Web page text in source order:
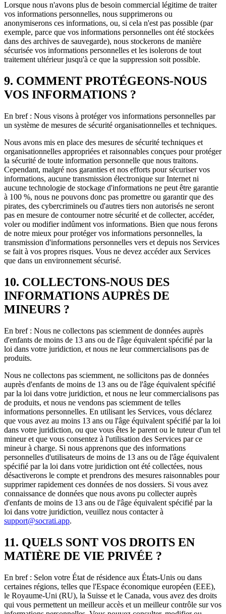
Lorsque nous n'avons plus de besoin commercial légitime de traiter
vos informations personnelles, nous supprimerons ou
anonymiserons ces informations, ou, si cela n'est pas possible (par
exemple, parce que vos informations personnelles ont été stockées
dans des archives de sauvegarde), nous stockerons de manière
sécurisée vos informations personnelles et les isolerons de tout
traitement ultérieur jusqu'à ce que la suppression soit possible.
9. COMMENT PROTÉGEONS-NOUS
VOS INFORMATIONS ?
En bref : Nous visons à protéger vos informations personnelles par
un système de mesures de sécurité organisationnelles et techniques.
Nous avons mis en place des mesures de sécurité techniques et
organisationnelles appropriées et raisonnables conçues pour protéger
la sécurité de toute information personnelle que nous traitons.
Cependant, malgré nos garanties et nos efforts pour sécuriser vos
informations, aucune transmission électronique sur Internet ni
aucune technologie de stockage d'informations ne peut être garantie
à 100 %, nous ne pouvons donc pas promettre ou garantir que des
pirates, des cybercriminels ou d'autres tiers non autorisés ne seront
pas en mesure de contourner notre sécurité et de collecter, accéder,
voler ou modifier indûment vos informations. Bien que nous ferons
de notre mieux pour protéger vos informations personnelles, la
transmission d'informations personnelles vers et depuis nos Services
se fait à vos propres risques. Vous ne devez accéder aux Services
que dans un environnement sécurisé.
10. COLLECTONS-NOUS DES
INFORMATIONS AUPRÈS DE
MINEURS ?
En bref : Nous ne collectons pas sciemment de données auprès
d'enfants de moins de 13 ans ou de l'âge équivalent spécifié par la
loi dans votre juridiction, et nous ne leur commercialisons pas de
produits.
Nous ne collectons pas sciemment, ne sollicitons pas de données
auprès d'enfants de moins de 13 ans ou de l'âge équivalent spécifié
par la loi dans votre juridiction, et nous ne leur commercialisons pas
de produits, et nous ne vendons pas sciemment de telles
informations personnelles. En utilisant les Services, vous déclarez
que vous avez au moins 13 ans ou l'âge équivalent spécifié par la loi
dans votre juridiction, ou que vous êtes le parent ou le tuteur d'un tel
mineur et que vous consentez à l'utilisation des Services par ce
mineur à charge. Si nous apprenons que des informations
personnelles d'utilisateurs de moins de 13 ans ou de l'âge équivalent
spécifié par la loi dans votre juridiction ont été collectées, nous
désactiverons le compte et prendrons des mesures raisonnables pour
supprimer rapidement ces données de nos dossiers. Si vous avez
connaissance de données que nous avons pu collecter auprès
d'enfants de moins de 13 ans ou de l'âge équivalent spécifié par la
loi dans votre juridiction, veuillez nous contacter à
support@socrati.app.
11. QUELS SONT VOS DROITS EN
MATIÈRE DE VIE PRIVÉE ?
En bref : Selon votre État de résidence aux États-Unis ou dans
certaines régions, telles que l'Espace économique européen (EEE),
le Royaume-Uni (RU), la Suisse et le Canada, vous avez des droits
qui vous permettent un meilleur accès et un meilleur contrôle sur vos